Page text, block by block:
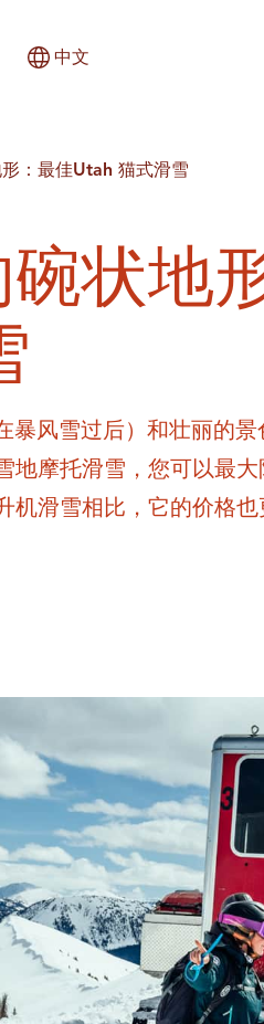
索切换国际
中文
：最佳Utah 猫式滑雪
状地
风雪过后）和壮丽的景
摩托滑雪，您可以最
滑雪相比，它的价格